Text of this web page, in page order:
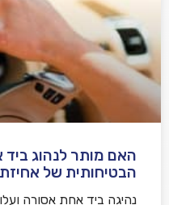
האם מותר לנהוג
הבטיחותית של
נהיגה ביד אחת אסורה